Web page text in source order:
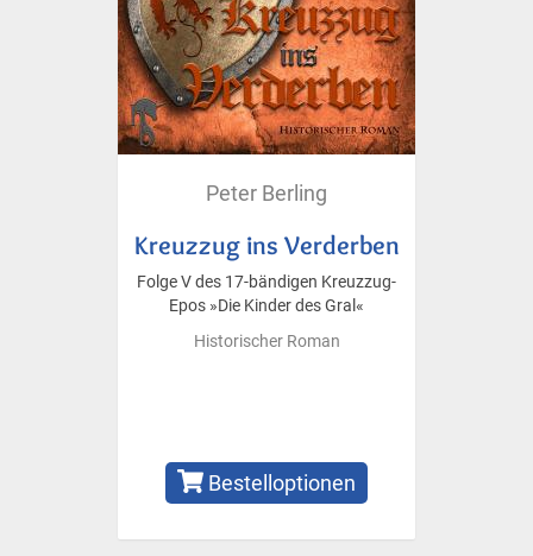
Peter Berling
Kreuzzug ins Verderben
Folge V des 17-bändigen Kreuzzug-
Epos »Die Kinder des Gral«
Historischer Roman
Bestelloptionen